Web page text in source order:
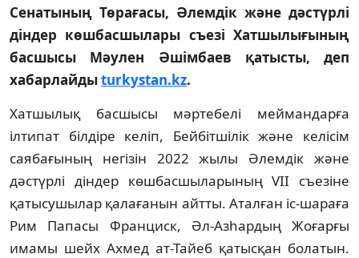
Сенатының Төрағасы, Әлемдік және дәстүрлі
діндер көшбасшылары съезі Хатшылығының
басшысы Мәулен Әшімбаев қатысты, деп
хабарлайдыturkystan.kz.
Хатшылық басшысы мәртебелі меймандарға
ілтипат білдіре келіп, Бейбітшілік және келісім
саябағының негізін 2022 жылы Әлемдік және
дәстүрлі діндер көшбасшыларының VII съезіне
қатысушылар қалағанын айтты. Аталған іс-шараға
Рим Папасы Франциск, Әл-Азһардың Жоғарғы
имамы шейх Ахмед ат-Тайеб қатысқан болатын.